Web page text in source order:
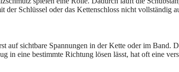
Schlüssel oder das Kettenschloss nicht vollständig
auf sichtbare Spannungen in der Kette oder im
in eine bestimmte Richtung lösen lässt, hat oft eine